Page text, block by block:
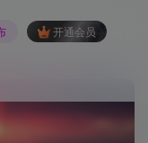
开通会员